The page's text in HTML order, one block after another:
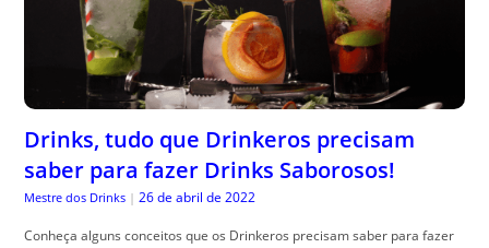
Drinks, tudo que Drinkeros precisam
saber para fazer Drinks Saborosos!
Mestre dos Drinks | 26 de abril de 2022
Conheça alguns conceitos que os Drinkeros precisam saber para fazer